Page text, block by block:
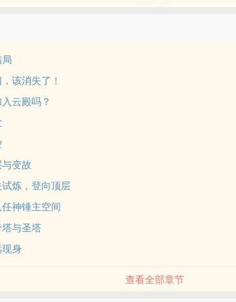
该消失了！
云殿吗？
变故
炼，登向顶层
神锤主空间
与圣塔
身
查看全部章节